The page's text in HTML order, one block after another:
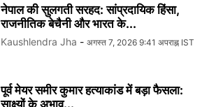
नेपाल की सुलगती सरहद: सांप्रदायिक हिंसा,
राजनीतिक बेचैनी और भारत के...
Kaushlendra Jha - अगस्त 7, 2026 9:41 अपराह्न IST
पूर्व मेयर समीर कुमार हत्याकांड में बड़ा फैसला: